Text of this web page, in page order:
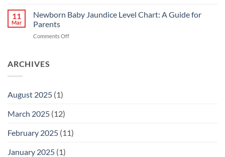
Menyusu
Kuning:
Punca
Cara
11
Mar
Newborn Baby Jaundice Level Chart: A Guide for
Parents
Comments Offon
ARCHIVES
August 2025 (1)
March 2025 (12)
February 2025 (11)
January 2025 (1)